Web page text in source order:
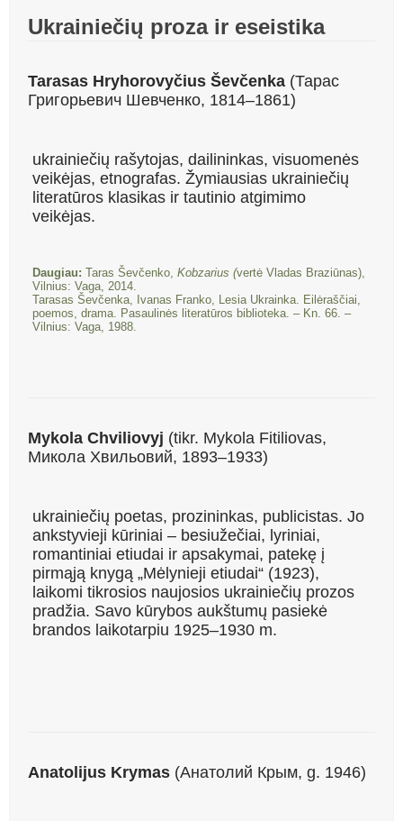
Ukrainiečių proza ir eseistika
Tarasas Hryhorovyčius Ševčenka (Тарас
Григорьевич Шевченко, 1814–1861)
ukrainiečių rašytojas, dailininkas, visuomenės
veikėjas, etnografas. Žymiausias ukrainiečių
literatūros klasikas ir tautinio atgimimo
veikėjas.
Daugiau: Taras Ševčenko,Kobzarius (vertė Vladas Braziūnas),
Vilnius: Vaga, 2014.
Tarasas Ševčenka, Ivanas Franko, Lesia Ukrainka. Eilėraščiai,
poemos, drama. Pasaulinės literatūros biblioteka. – Kn. 66. –
Vilnius: Vaga, 1988.
Mykola Chviliovyj (tikr. Mykola Fitiliovas,
Микола Хвильовий, 1893–1933)
ukrainiečių poetas, prozininkas, publicistas. Jo
ankstyvieji kūriniai – besiužečiai, lyriniai,
romantiniai etiudai ir apsakymai, patekę į
pirmąją knygą „Mėlynieji etiudai“ (1923),
laikomi tikrosios naujosios ukrainiečių prozos
pradžia. Savo kūrybos aukštumų pasiekė
brandos laikotarpiu 1925–1930 m.
Anatolijus Krymas (Анатолий Крым, g. 1946)